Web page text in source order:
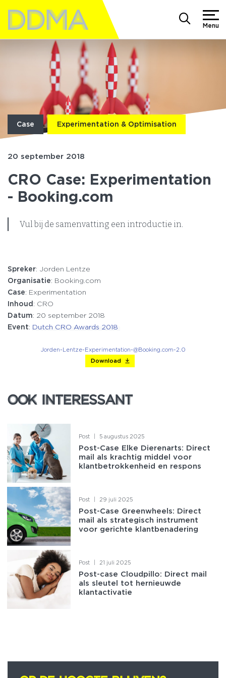
Menu
Case Experimentation & Optimisation
20 september 2018
CRO Case: Experimentation
- Booking.com
Vul bij de samenvatting een introductie in.
Spreker: Jorden Lentze
Organisatie: Booking.com
Case: Experimentation
Inhoud : CRO
Datum: 20 september 2018
Event: Dutch CRO Awards 2018
Jorden-Lentze-Experimentation-@Booking.com-2.0
Download
OOK INTERESSANT
OOK INTERESSANT
Post | 5 augustus 2025
Post-Case Elke Dierenarts: Direct
mail als krachtig middel voor
klantbetrokkenheid en respons
Post | 29 juli 2025
Post-Case Greenwheels: Direct
mail als strategisch instrument
voor gerichte klantbenadering
Post | 21 juli 2025
Post-case Cloudpillo: Direct mail
als sleutel tot hernieuwde
klantactivatie